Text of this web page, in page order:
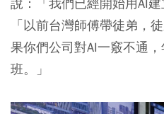
說：「我們已經開始用AI
「以前台灣師傅帶徒弟，
果你們公司對AI一竅不通
班。」